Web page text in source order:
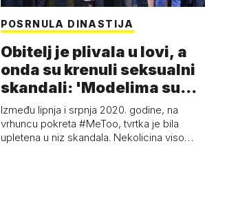
POSRNULA DINASTIJA
Obitelj je plivala u lovi, a
onda su krenuli seksualni
skandali: 'Modelima su
s…
Između lipnja i srpnja 2020. godine, na
vrhuncu pokreta #MeToo, tvrtka je bila
upletena u niz skandala. Nekolicina viso…